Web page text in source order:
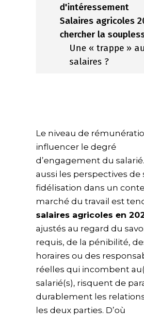
d'intéressement
Salaires agricoles
chercher la
Une « trappe »
salaires ?
Le niveau de
influencer le degré
d’engagement du
aussi les perspectives de
fidélisation dans un
marché du travail est
salaires agricoles en
ajustés au regard du
requis, de la pénibilité,
horaires ou des
réelles qui incombent
salarié(s), risquent de
durablement les
les deux parties. D’où